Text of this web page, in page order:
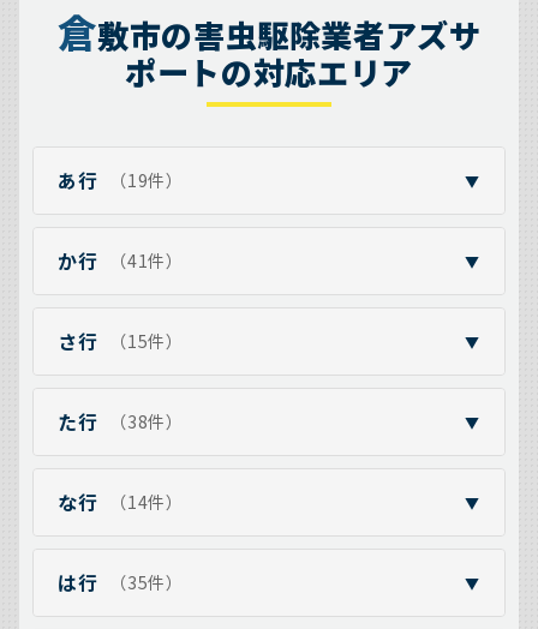
倉敷市の害虫駆除業者アズサ
ポートの対応エリア
あ行 （19件） ▼
か行 （41件） ▼
さ行 （15件） ▼
た行 （38件） ▼
な行 （14件） ▼
は行 （35件） ▼